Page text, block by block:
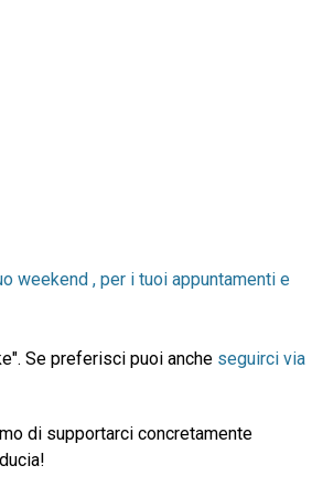
weekend , per i tuoi appuntamenti e
Se preferisci puoi anche seguirci via
di supportarci concretamente